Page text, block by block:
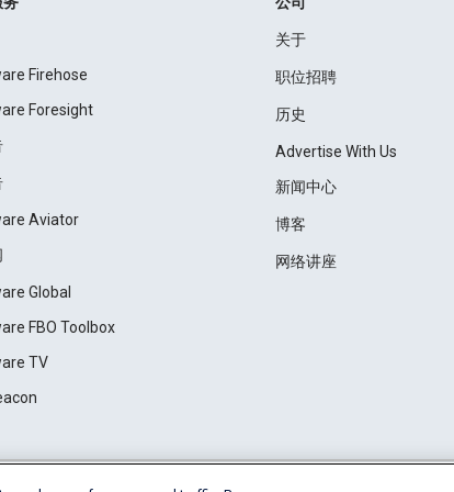
Firehose
Foresight
Aviator
Global
FBO Toolbox
TV
关于
职位招聘
历史
Advertise With Us
新闻中心
博客
网络讲座